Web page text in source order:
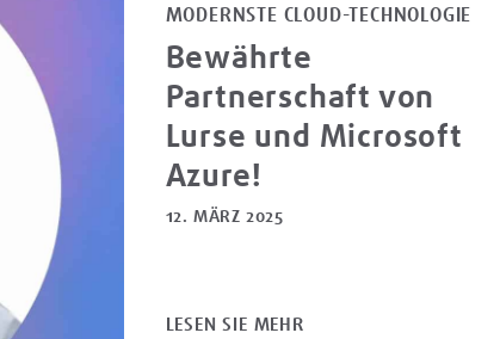
MODERNSTE CLOUD-TECHNOLOGIE
Bewährte
Partnerschaft von
Lurse und Microsoft
Azure!
12. MÄRZ 2025
LESEN SIE MEHR